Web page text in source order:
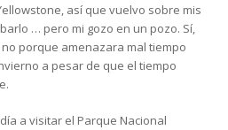
así que vuelvo sobre mis
… pero mi gozo en un pozo. Sí,
porque amenazara mal tiempo
a pesar de que el tiempo
a visitar el Parque Nacional